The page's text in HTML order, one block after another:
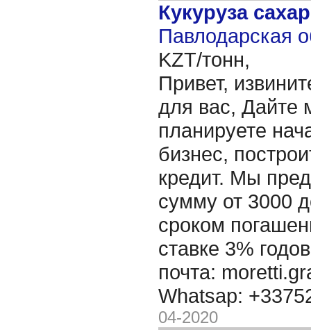
Кукуруза
Павлодарская
KZT/тонн,
Привет,
для вас, Дайте
планируете
бизнес,
кредит. Мы
сумму от 3000
сроком
ставке 3%
почта:
Whatsap:
04-2020